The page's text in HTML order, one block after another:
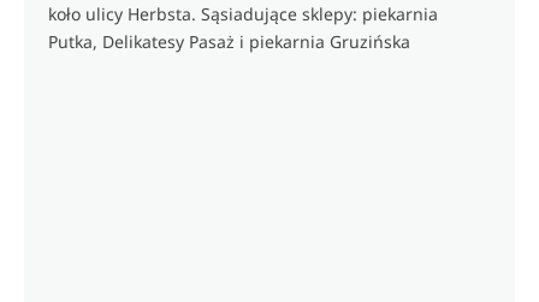
koło ulicy Herbsta. Sąsiadujące sklepy: piekarnia
Putka, Delikatesy Pasaż i piekarnia Gruzińska